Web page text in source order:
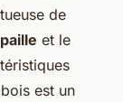
de
paille et le
est un